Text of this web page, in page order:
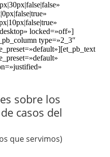
locked=»off»]
type=»2_3″
sobre los
casos del
que servimos)